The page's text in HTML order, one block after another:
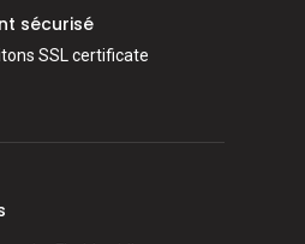
sécurisé
SSL сertificate